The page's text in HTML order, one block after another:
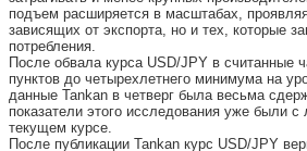
подъем расширяется в масштабах,
зависящих от экспорта, но и тех, которые
потребления.
После обвала курса USD/JPY в считанные
пунктов до четырехлетнего минимума на
данные Tankan в четверг была весьма
показатели этого исследования уже были
текущем курсе.
После публикации Tankan курс USD/JPY